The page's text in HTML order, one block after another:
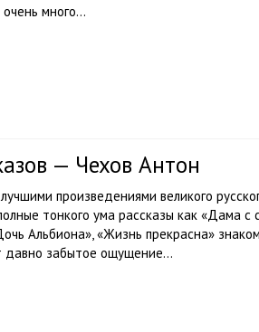
много...
— Чехов Антон
произведениями великого
тонкого ума рассказы как «Дама с
Альбиона», «Жизнь прекрасна»
давно забытое ощущение...